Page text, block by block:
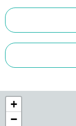
+
−